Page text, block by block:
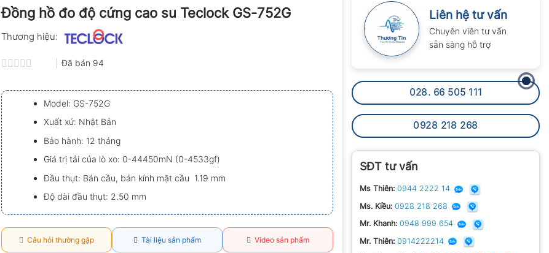
Liên hệ tư vấn
Chuyên viên tư vấn
sẵn sàng hỗ trợ
028. 66 505 111
0928 218 268
SĐT tư vấn
Ms Thiên: 0944 2222 14
Ms. Kiều: 0928 218 268
Mr. Khanh: 0948 999 654
Mr. Thiên: 0914222214
Đồng hồ đo độ cứng cao su Teclock GS-752G
Thương hiệu:
xếp
hạng
0.0
5
sao
Đã bán 94
Model: GS-752G
Xuất xứ: Nhật Bản
Bảo hành: 12 tháng
Giá trị tải của lò xo: 0-44450mN (0-4533gf)
Đầu thụt: Bán cầu, bán kính mặt cầu 1.19 mm
Độ dài đầu thụt: 2.50 mm
Câu hỏi thường gặp Tài liệu sản phẩm Video sản phẩm